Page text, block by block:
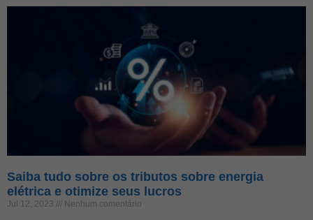
Saiba tudo sobre os tributos sobre energia
elétrica e otimize seus lucros
Jul 12, 2023 Nenhum comentário